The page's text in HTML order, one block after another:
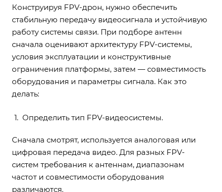
Конструируя FPV-дрон, нужно обеспечить
стабильную передачу видеосигнала и устойчивую
работу системы связи. При подборе антенн
сначала оценивают архитектуру FPV-системы,
условия эксплуатации и конструктивные
ограничения платформы, затем — совместимость
оборудования и параметры сигнала. Как это
делать:
Определить тип FPV-видеосистемы.
Сначала смотрят, используется аналоговая или
цифровая передача видео. Для разных FPV-
систем требования к антеннам, диапазонам
частот и совместимости оборудования
различаются.